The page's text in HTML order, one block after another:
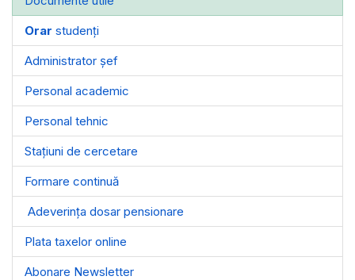
Orar studenți
Administrator șef
Personal academic
Personal tehnic
Stațiuni de cercetare
Formare continuă
Adeverința dosar pensionare
Plata taxelor online
Abonare Newsletter